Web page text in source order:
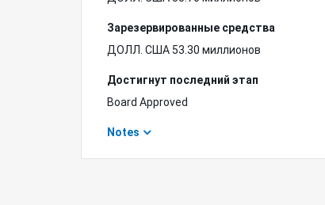
Зарезервированные средства
ДОЛЛ. США 53.30 миллионов
Достигнут последний этап
Board Approved
Notes